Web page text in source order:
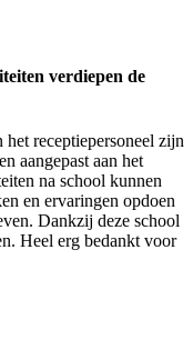
verdiepen de
receptiepersoneel zijn
aangepast aan het
na school kunnen
en ervaringen opdoen
Dankzij deze school
Heel erg bedankt voor